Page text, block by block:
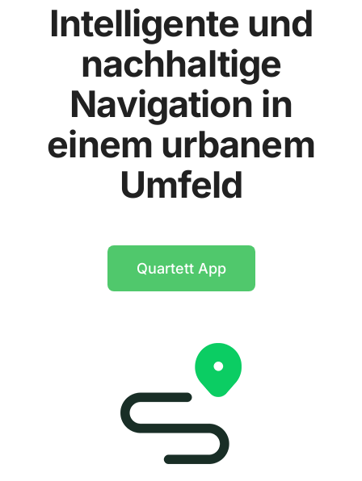
Intelligente und
nachhaltige
Navigation in
einem urbanem
Umfeld
Quartett App